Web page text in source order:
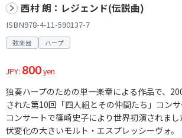
西村 朗：レジェンド(伝説曲)
ISBN978-4-11-590137-7
弦楽器 ハープ
JPY: 800yen
独奏ハープのための単一楽章による作品で、
された第10回「四人組とその仲間たち」コン
コンサートで篠崎史子により世界初演されま
伏変化の大きいモルト・エスプレッシーヴォ。